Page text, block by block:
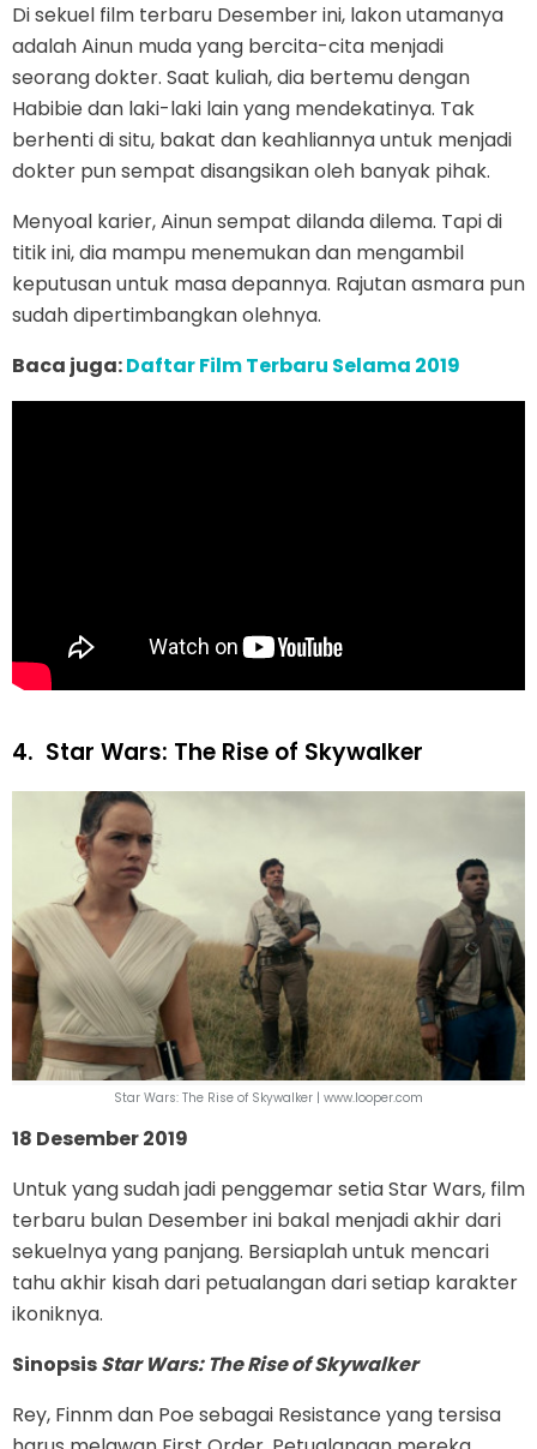
Di sekuel film terbaru Desember ini, lakon utamanya
adalah Ainun muda yang bercita-cita menjadi
seorang dokter. Saat kuliah, dia bertemu dengan
Habibie dan laki-laki lain yang mendekatinya. Tak
berhenti di situ, bakat dan keahliannya untuk menjadi
dokter pun sempat disangsikan oleh banyak pihak.
Menyoal karier, Ainun sempat dilanda dilema. Tapi di
titik ini, dia mampu menemukan dan mengambil
keputusan untuk masa depannya. Rajutan asmara pun
sudah dipertimbangkan olehnya.
Baca juga:Daftar Film Terbaru Selama 2019
4. Star Wars: The Rise of Skywalker
Star Wars: The Rise of Skywalker | www.looper.com
18 Desember 2019
Untuk yang sudah jadi penggemar setia Star Wars, film
terbaru bulan Desember ini bakal menjadi akhir dari
sekuelnya yang panjang. Bersiaplah untuk mencari
tahu akhir kisah dari petualangan dari setiap karakter
ikoniknya.
SinopsisStar Wars: The Rise of Skywalker
Rey, Finnm dan Poe sebagai Resistance yang tersisa